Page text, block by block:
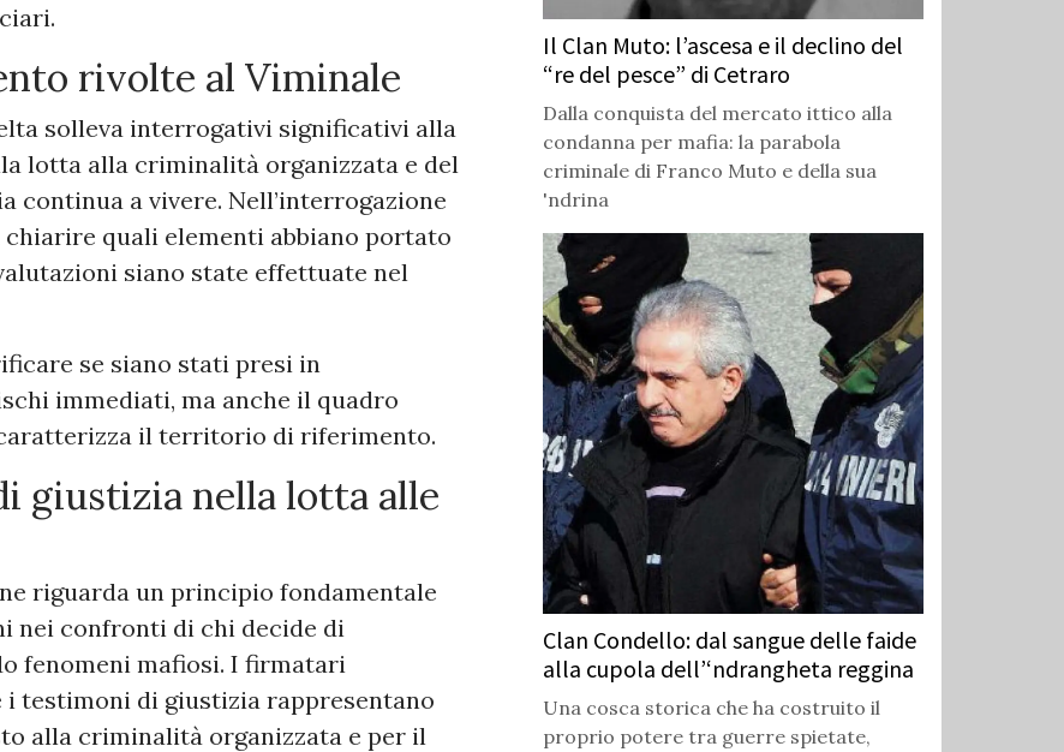
rivolte al Viminale
solleva interrogativi significativi alla
lotta alla criminalità organizzata e del
a vivere. Nell’interrogazione
quali elementi abbiano portato
siano state effettuate nel
se siano stati presi in
immediati, ma anche il quadro
il territorio di riferimento.
giustizia nella lotta alle
riguarda un principio fondamentale
nei confronti di chi decide di
fenomeni mafiosi. I firmatari
testimoni di giustizia rappresentano
alla criminalità organizzata e per il
Il Clan Muto: l’ascesa e il declino del
“re del pesce” di Cetraro
Dalla conquista del mercato ittico alla
condanna per mafia: la parabola
criminale di Franco Muto e della sua
'ndrina
Clan Condello: dal sangue delle faide
alla cupola dell’‘ndrangheta reggina
Una cosca storica che ha costruito il
proprio potere tra guerre spietate,